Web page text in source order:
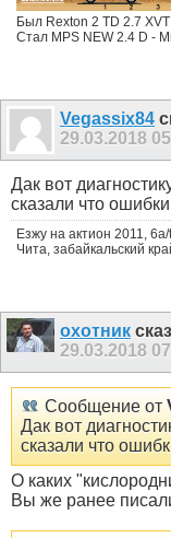
Был Rexton 2 TD 2.7 XVT
Стал MPS NEW 2.4 D -
Vegassix84
29.03.2018
Дак вот
сказали что
Езжу на актион 2011,
Чита, забайкальский
охотник
29.03.2018
Сообщение от
Дак вот
сказали что
О каких
Вы же ранее